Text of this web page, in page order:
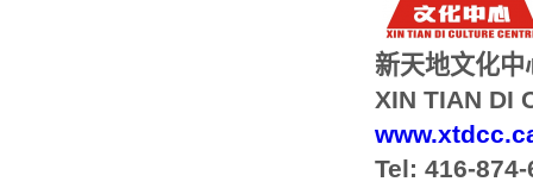
新天地文化
XIN TIAN DI
Tel: 416-874-